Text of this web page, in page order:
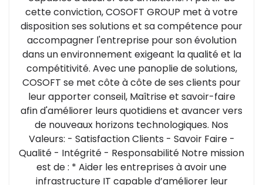
cette conviction, COSOFT GROUP met à votre
disposition ses solutions et sa compétence pour
accompagner l'entreprise pour son évolution
dans un environnement exigeant la qualité et la
compétitivité. Avec une panoplie de solutions,
COSOFT se met côte à côte de ses clients pour
leur apporter conseil, Maîtrise et savoir-faire
afin d'améliorer leurs quotidiens et avancer vers
de nouveaux horizons technologiques. Nos
Valeurs: - Satisfaction Clients - Savoir Faire -
Qualité - Intégrité - Responsabilité Notre mission
est de : * Aider les entreprises à avoir une
infrastructure IT capable d’améliorer leur